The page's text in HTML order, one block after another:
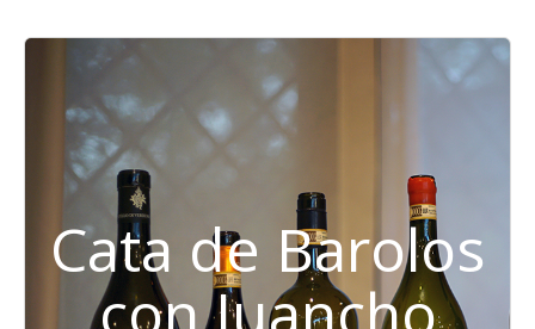
Cata de Barolos